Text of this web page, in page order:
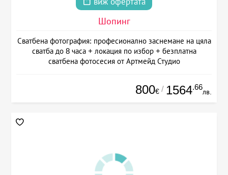
виж офертата
Шопинг
Сватбена фотография: професионално заснемане на цяла
сватба до 8 часа + локация по избор + безплатна
сватбена фотосесия от Артмейд Студио
800€ / 1564.66
лв.